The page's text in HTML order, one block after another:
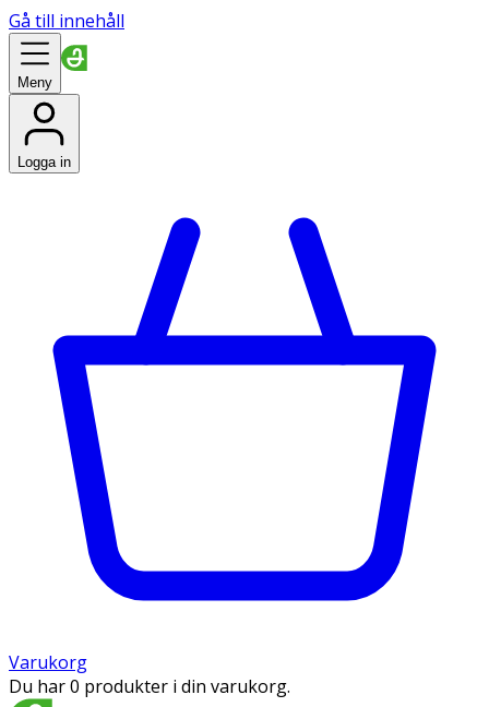
Gå till innehåll
Meny
Logga in
Varukorg
Du har 0 produkter i din varukorg.